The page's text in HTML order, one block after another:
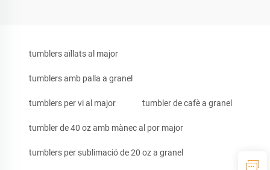
tumblers aïllats al major
tumblers amb palla a granel
tumblers per vi al major tumbler de cafè a granel
tumbler de 40 oz amb mànec al por major
tumblers per sublimació de 20 oz a granel